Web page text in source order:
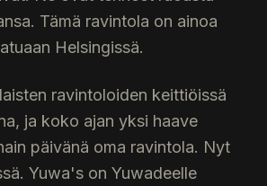
Tämä ravintola on ainoa
Helsingissä.
ravintoloiden keittiöissä
ja koko ajan yksi haave
päivänä oma ravintola. Nyt
Yuwa's on Yuwadeelle